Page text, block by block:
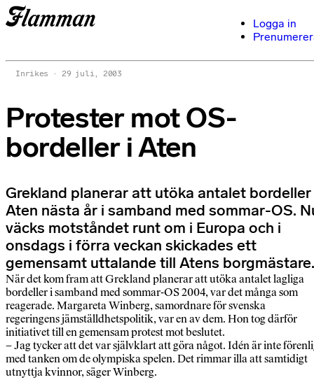
Logga in
Inrikes 29 juli, 2003
Protester mot OS-
bordeller i Aten
Grekland planerar att utöka antalet bordeller
Aten nästa år i samband med sommar-OS.
väcks motståndet runt om i Europa och i
onsdags i förra veckan skickades ett
gemensamt uttalande till Atens borgmästare.
När det kom fram att Grekland planerar att utöka antalet lagliga
bordeller i samband med sommar-OS 2004, var det många som
reagerade. Margareta Winberg, samordnare för svenska
regeringens jämställdhetspolitik, var en av dem. Hon tog därför
initiativet till en gemensam protest mot beslutet.
– Jag tycker att det var självklart att göra något. Idén är inte
med tanken om de olympiska spelen. Det rimmar illa att samtidigt
utnyttja kvinnor, säger Winberg.